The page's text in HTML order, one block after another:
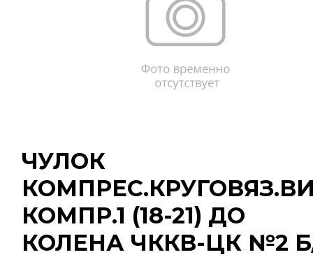
ЧУЛОК
КОМПР.1 (18-21) ДО
КОЛЕНА ЧККВ-ЦК №2